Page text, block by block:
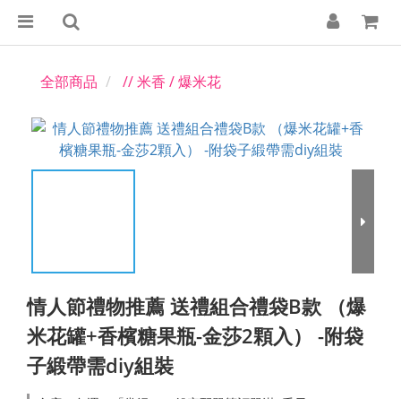
全部商品 // 米香 / 爆米花
情人節禮物推薦 送禮組合禮袋B款 （爆
米花罐+香檳糖果瓶-金莎2顆入） -附袋
子緞帶需diy組裝